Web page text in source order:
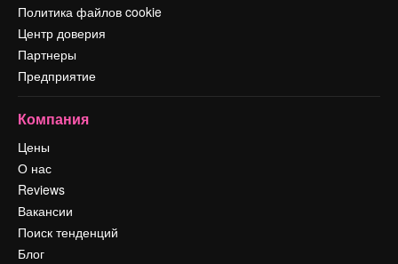
Политика файлов cookie
Центр доверия
Партнеры
Предприятие
Компания
Цены
О нас
Reviews
Вакансии
Поиск тенденций
Блог